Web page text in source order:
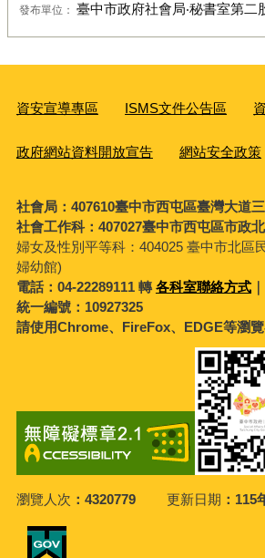
發布單位： 臺中市政府社會局‧秘書室第二
資安宣導專區 ISMS文件公告區
政府網站資料開放宣告 網站安全政策
社會局：407610臺中市西屯區臺灣大道
社會工作科：407027臺中市西屯區市政
婦女及性別平等科： 404025 臺中市北區
婦幼館)
電話：04-22289111 轉各科室聯絡方式
統一編號：10927325
請使用Chrome、FireFox、EDGE等瀏
瀏覽人次 4320779 更新日期 115